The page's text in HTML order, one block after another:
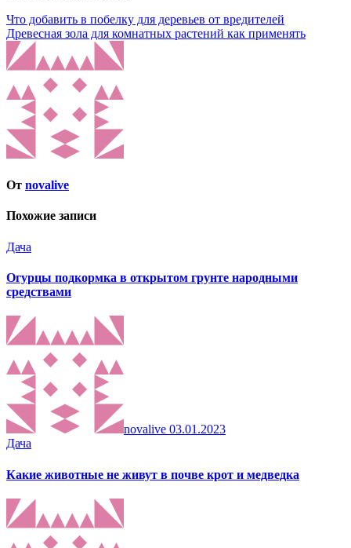
Навигация
по
записям
Что добавить в побелку для деревьев от вредителей
Древесная зола для комнатных растений как применять
От novalive
Похожие записи
Дача
Огурцы подкормка в открытом грунте народными
средствами
novalive 03.01.2023
Дача
Какие животные не живут в почве крот и медведка